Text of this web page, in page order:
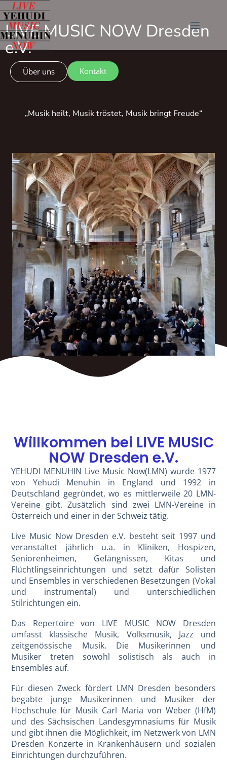
LIVE MUSIC NOW Dresden
e.V.
Über uns Kontakt
„Musik heilt, Musik tröstet, Musik bringt Freude“
Willkommen bei LIVE MUSIC
NOW Dresden e.V.
YEHUDI MENUHIN Live Music Now(LMN) wurde 1977
von Yehudi Menuhin in England und 1992 in
Deutschland gegründet, wo es mittlerweile 20 LMN-
Vereine gibt. Zusätzlich sind zwei LMN-Vereine in
Österreich und einer in der Schweiz tätig.
Live Music Now Dresden e.V. besteht seit 1997 und
veranstaltet jährlich u.a. in Kliniken, Hospizen,
Seniorenheimen, Gefängnissen, Kitas und
Flüchtlingseinrichtungen und setzt dafür Solisten
und Ensembles in verschiedenen Besetzungen (Vokal
und instrumental) und unterschiedlichen
Stilrichtungen ein.
Das Repertoire von LIVE MUSIC NOW Dresden
umfasst klassische Musik, Volksmusik, Jazz und
zeitgenössische Musik. Die Musikerinnen und
Musiker treten sowohl solistisch als auch in
Ensembles auf.
Für diesen Zweck fördert LMN Dresden besonders
begabte junge Musikerinnen und Musiker der
Hochschule für Musik Carl Maria von Weber (HfM)
und des Sächsischen Landesgymnasiums für Musik
und gibt ihnen die Möglichkeit, im Netzwerk von LMN
Dresden Konzerte in Krankenhäusern und sozialen
Einrichtungen durchzuführen.